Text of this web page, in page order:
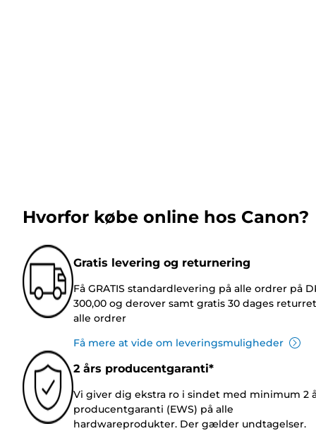
Hvorfor købe online hos Canon?
Gratis levering og returnering
Få GRATIS standardlevering på alle ordrer på
300,00 og derover samt gratis 30 dages
alle ordrer
Få mere at vide om leveringsmuligheder
2 års producentgaranti*
Vi giver dig ekstra ro i sindet med minimum 2
producentgaranti (EWS) på alle
hardwareprodukter. Der gælder undtagelser.